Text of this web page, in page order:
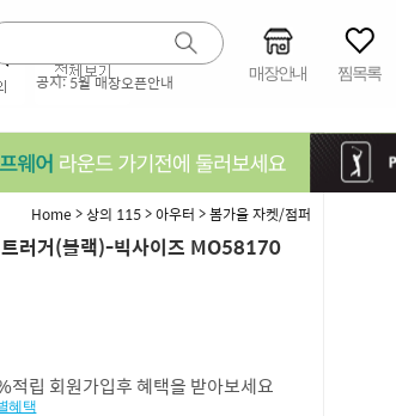
공지:5월 매장오픈안내 매장안내 찜목록
Home>상의 115>아우터 >봄가을 자켓/점퍼
러거(블랙)-빅사이즈 MO58170
적립 회원가입후 혜택을 받아보세요
혜택